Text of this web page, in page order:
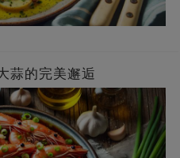
蒜的完美邂逅